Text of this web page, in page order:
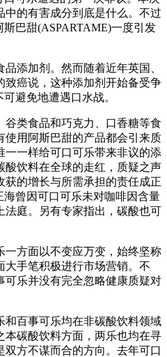
中的有害成分到底是什么。不过
巴甜(ASPARTAME)一度引发
添加剂。然而随着近年英国、
致癌说，这种添加剂开始备受争
避免地遭遇口水战。
类食品和巧克力、口香糖等食
使用阿斯巴甜的产品都会引来质
一一样给可口可乐带来非议的添
酸饮料在全球的走红，质疑之声
的增长与所需承担的责任成正
海曾因可口可乐未对咖啡因含量
法庭。另有专家指出，碳酸也可
方面以不变应万变，始终坚称
手笔积极进行市场营销。不
可乐并没有完全忽略健康质疑对
百事可乐均在非碳酸饮料领域
本碳酸饮料方面，两乐也均在寻
方不谋而合的方向。去年可口